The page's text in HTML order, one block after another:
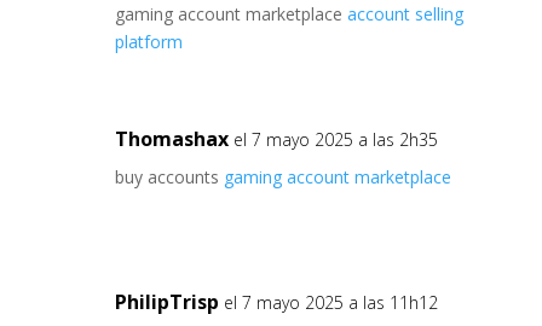
gaming account marketplace account selling
platform
Thomashax el 7 mayo 2025 a las 2h35
buy accounts gaming account marketplace
PhilipTrisp el 7 mayo 2025 a las 11h12